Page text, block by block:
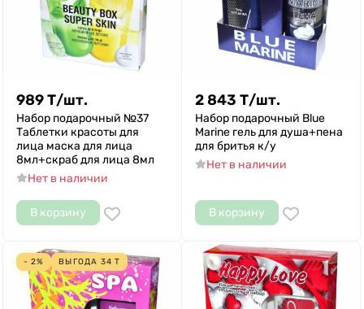
989Т/шт.
Набор подарочный №37
Таблетки красоты для
лица маска для лица
8мл+скраб для лица 8мл
Нет в наличии
В корзину
2 843 Т/шт.
Набор подарочный Blue
Marine гель для душа+пена
для бритья к/у
Нет в наличии
В корзину
- 2% ВЫГОДА 34 Т